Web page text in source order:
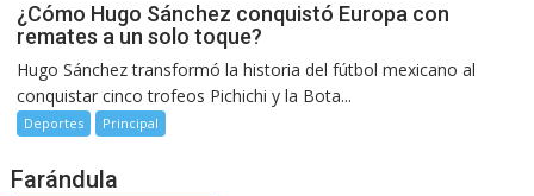
¿Cómo Hugo Sánchez conquistó Europa con
remates a un solo toque?
Hugo Sánchez transformó la historia del fútbol mexicano al
conquistar cinco trofeos Pichichi y la Bota...
Deportes Principal
Farándula